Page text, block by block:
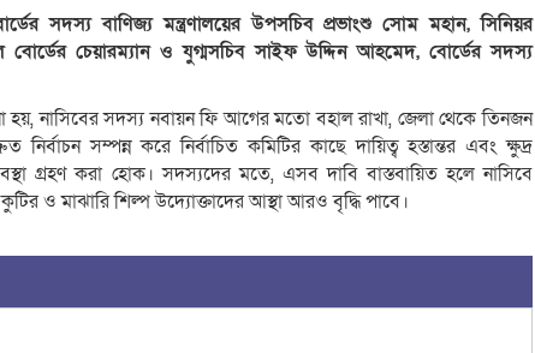
সদস্য বাণিজ্য মন্ত্রণালয়ের উপসচিব প্রভাংশু সোম মহান, সিনিয়র
বোর্ডের চেয়ারম্যান ও যুগ্মসচিব সাইফ উদ্দিন আহমেদ, বোর্ডের সদস্য
হয়, নাসিবের সদস্য নবায়ন ফি আগের মতো বহাল রাখা, জেলা থেকে তিনজন
নির্বাচন সম্পন্ন করে নির্বাচিত কমিটির কাছে দায়িত্ব হস্তান্তর এবং ক্ষুদ্র
গ্রহণ করা হোক। সদস্যদের মতে, এসব দাবি বাস্তবায়িত হলে নাসিবে
ও মাঝারি শিল্প উদ্যোক্তাদের আস্থা আরও বৃদ্ধি পাবে।